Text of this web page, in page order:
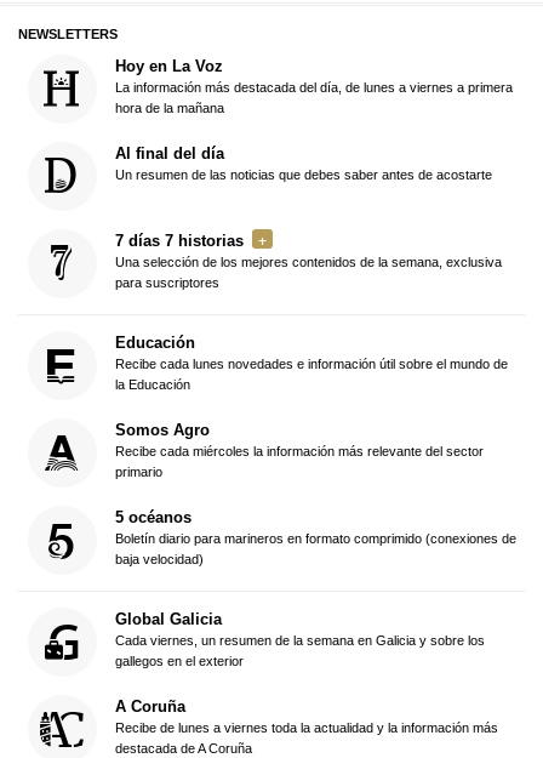
NEWSLETTERS
Hoy en La Voz
La información más destacada del día, de lunes a viernes a primera
hora de la mañana
Al final del día
Un resumen de las noticias que debes saber antes de acostarte
7 días 7 historias
Una selección de los mejores contenidos de la semana, exclusiva
para suscriptores
Educación
Recibe cada lunes novedades e información útil sobre el mundo de
la Educación
Somos Agro
Recibe cada miércoles la información más relevante del sector
primario
5 océanos
Boletín diario para marineros en formato comprimido (conexiones de
baja velocidad)
Global Galicia
Cada viernes, un resumen de la semana en Galicia y sobre los
gallegos en el exterior
A Coruña
Recibe de lunes a viernes toda la actualidad y la información más
destacada de A Coruña